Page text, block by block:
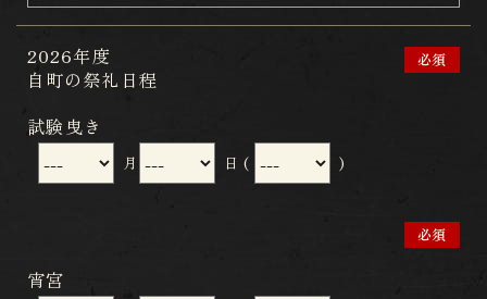
2026年度
​​​​​​​自町の祭礼日程
必須
試験曳き
月 日 ( )
必須
宵宮